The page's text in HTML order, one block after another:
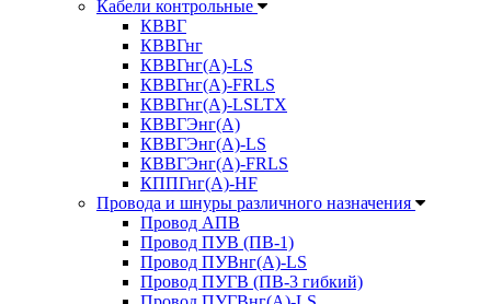
Кабели контрольные
КВВГ
КВВГнг
КВВГнг(А)-LS
КВВГнг(А)-FRLS
КВВГнг(А)-LSLTX
КВВГЭнг(А)
КВВГЭнг(А)-LS
КВВГЭнг(А)-FRLS
КППГнг(А)-HF
Провода и шнуры различного назначения
Провод АПВ
Провод ПУВ (ПВ-1)
Провод ПУВнг(А)-LS
Провод ПУГВ (ПВ-3 гибкий)